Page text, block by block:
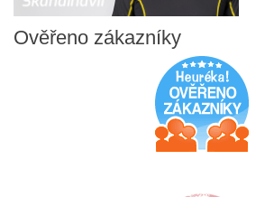
Ověřeno zákazníky